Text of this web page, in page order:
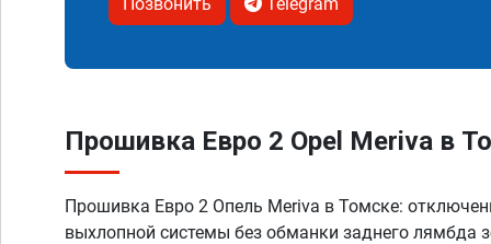
Прошивка Евро 2 Opel Meriva в
Прошивка Евро 2 Опель Meriva в Томске:
выхлопной системы без обманки заднего лямбда